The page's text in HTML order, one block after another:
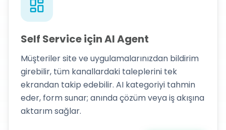
Self Service için AI Agent
Müşteriler site ve uygulamalarınızdan bildirim
girebilir, tüm kanallardaki taleplerini tek
ekrandan takip edebilir. AI kategoriyi tahmin
eder, form sunar; anında çözüm veya iş akışına
aktarım sağlar.